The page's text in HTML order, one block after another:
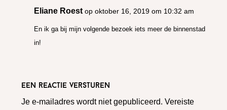
Eliane Roest op oktober 16, 2019 om 10:32 am
En ik ga bij mijn volgende bezoek iets meer de binnenstad
in!
Een reactie versturen
Je e-mailadres wordt niet gepubliceerd. Vereiste